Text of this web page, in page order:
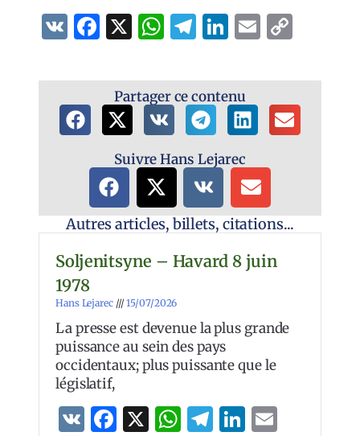
VK Facebook
X WhatsApp
Telegram
LinkedIn
Email
Partager ce contenu
Suivre Hans Lejarec
Autres articles, billets, citations...
Soljenitsyne – Havard 8 juin
1978
Hans Lejarec 15/07/2026
La presse est devenue la plus grande
puissance au sein des pays
occidentaux; plus puissante que le
législatif,
VK Facebook
X WhatsApp
Telegram
LinkedIn